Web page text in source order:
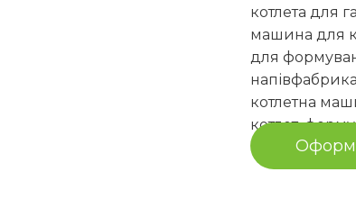
котлета для
машина для
для
котлетна
котлет,